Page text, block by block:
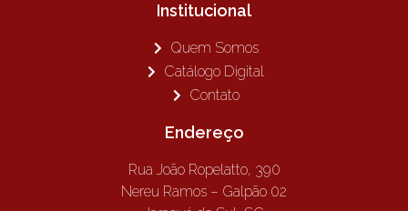
Institucional
Quem Somos
Catálogo Digital
Contato
Endereço
Rua João Ropelatto, 390
Nereu Ramos – Galpão 02